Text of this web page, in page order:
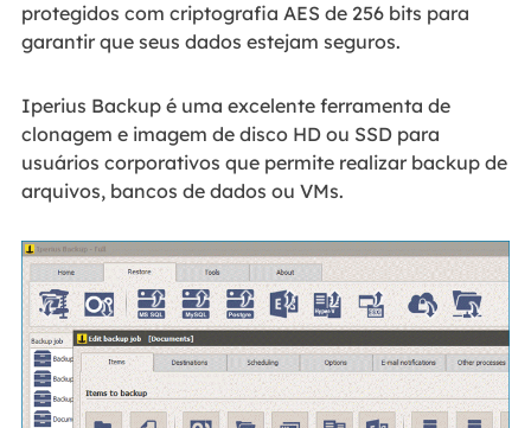
protegidos com criptografia AES de 256 bits para
garantir que seus dados estejam seguros.
Iperius Backup é uma excelente ferramenta de
clonagem e imagem de disco HD ou SSD para
usuários corporativos que permite realizar backup de
arquivos, bancos de dados ou VMs.